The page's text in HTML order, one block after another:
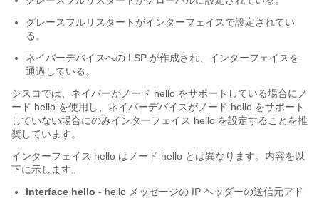
グレースフルリスタートがインターフェイスで設定されてい
る。
ネイバーデバイスへの LSP が作成され、インターフェイスを
通過している。
シスコでは、ネイバーがノード hello をサポートしている場合にノ
ード hello を使用し、ネイバーデバイスがノード hello をサポート
していない場合にのみインターフェイス hello を設定することを推
奨しています。
インターフェイス hello はノード hello とは異なります。内容を以
下に示します。
Interface hello - hello メッセージの IP ヘッダーの送信元アド